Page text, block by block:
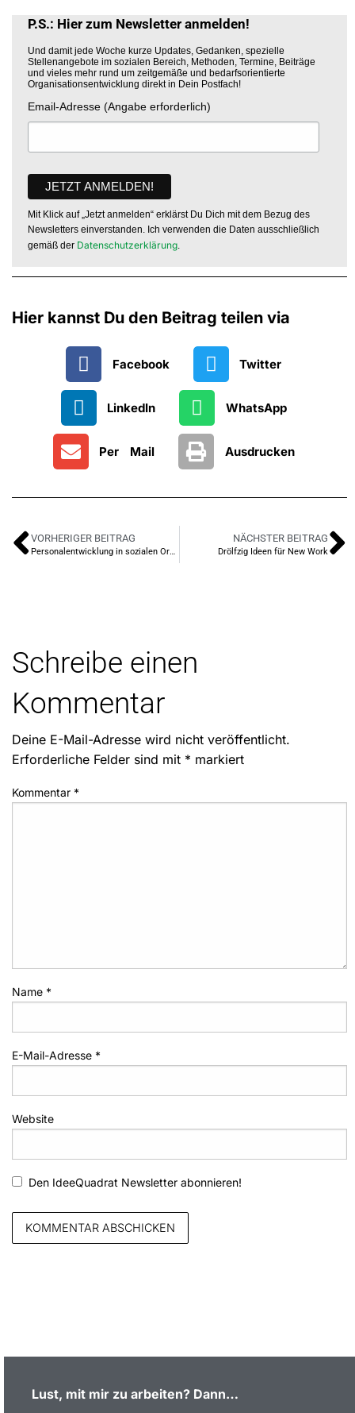
P.S.: Hier zum Newsletter anmelden!
Und damit jede Woche kurze Updates, Gedanken, spezielle
Stellenangebote im sozialen Bereich, Methoden, Termine, Beiträge
und vieles mehr rund um zeitgemäße und bedarfsorientierte
Organisationsentwicklung direkt in Dein Postfach!
Email-Adresse (Angabe erforderlich)
Mit Klick auf „Jetzt anmelden“ erklärst Du Dich mit dem Bezug des
Newsletters einverstanden. Ich verwenden die Daten ausschließlich
gemäß der Datenschutzerklärung.
Hier kannst Du den Beitrag teilen via
Facebook Twitter
LinkedIn WhatsApp
Per Mail Ausdrucken
VORHERIGER BEITRAG
Personalentwicklung in sozialen Organisationen: Es geht nicht um die Menschen!
NÄCHSTER BEITRAG
Drölfzig Ideen für New Work
Schreibe einen
Kommentar
Deine E-Mail-Adresse wird nicht veröffentlicht.
Erforderliche Felder sind mit * markiert
Kommentar *
Name *
E-Mail-Adresse *
Website
Den IdeeQuadrat Newsletter abonnieren!
Lust, mit mir zu arbeiten? Dann…